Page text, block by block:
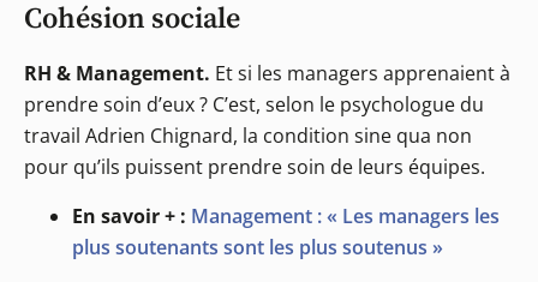
Cohésion sociale
RH & Management. Et si les managers apprenaient à
prendre soin d’eux ? C’est, selon le psychologue du
travail Adrien Chignard, la condition sine qua non
pour qu’ils puissent prendre soin de leurs équipes.
En savoir + : Management : « Les managers les
plus soutenants sont les plus soutenus »